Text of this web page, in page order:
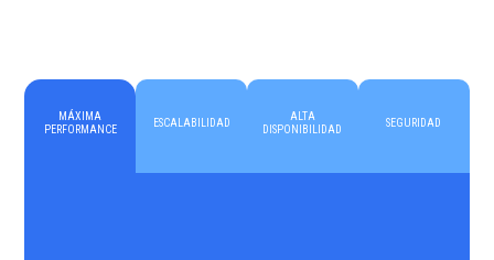
MÁXIMA
PERFORMANCE
ESCALABILIDAD
ALTA
DISPONIBILIDAD
SEGURIDAD